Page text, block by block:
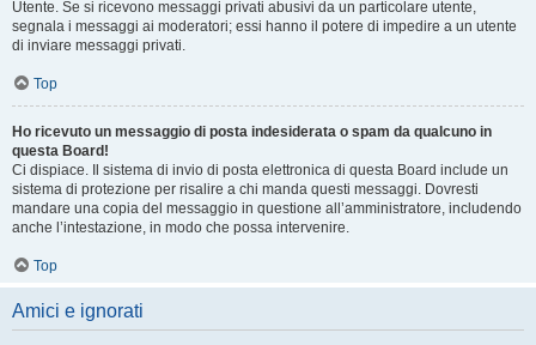
Utente. Se si ricevono messaggi privati ​​abusivi da un particolare utente,
segnala i messaggi ai moderatori; essi hanno il potere di impedire a un utente
di inviare messaggi privati​​.
Top
Ho ricevuto un messaggio di posta indesiderata o spam da qualcuno in
questa Board!
Ci dispiace. Il sistema di invio di posta elettronica di questa Board include un
sistema di protezione per risalire a chi manda questi messaggi. Dovresti
mandare una copia del messaggio in questione all’amministratore, includendo
anche l’intestazione, in modo che possa intervenire.
Top
Amici e ignorati